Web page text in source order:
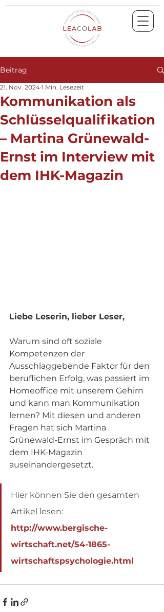
Beitrag
Kommunikation als
Schlüsselqualifikation
– Martina Grünewald-
Ernst im Interview mit
dem IHK-Magazin
21. Nov. 2024 1 Min. Lesezeit
Liebe Leserin, lieber Leser,
Warum sind oft soziale
Kompetenzen der
Ausschlaggebende Faktor für den
beruflichen Erfolg, was passiert im
Homeoffice mit unserem Gehirn
und kann man Kommunikation
lernen? Mit diesen und anderen
Fragen hat sich Martina
Grünewald-Ernst im Gespräch mit
dem IHK-Magazin
auseinandergesetzt.
Hier können Sie den gesamten
Artikel lesen:
http://www.bergische-
wirtschaft.net/54-1865-
wirtschaftspsychologie.html